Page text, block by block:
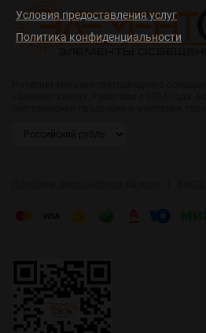
Условия предоставления услуг
Политика конфиденциальности